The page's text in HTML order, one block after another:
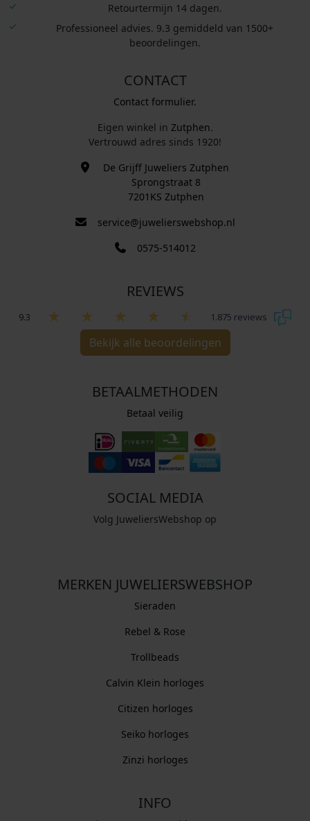
Retourtermijn 14 dagen.
Professioneel advies. 9.3 gemiddeld van 1500+
beoordelingen.
CONTACT
Contact formulier.
Eigen winkel in Zutphen.
Vertrouwd adres sinds 1920!
De Grijff Juweliers Zutphen
Sprongstraat 8
7201KS Zutphen
service@juwelierswebshop.nl
0575-514012
REVIEWS
9.3 1.875 reviews
Bekijk alle beoordelingen
BETAALMETHODEN
Betaal veilig
SOCIAL MEDIA
Volg JuweliersWebshop op
MERKEN JUWELIERSWEBSHOP
Sieraden
Rebel & Rose
Trollbeads
Calvin Klein horloges
Citizen horloges
Seiko horloges
Zinzi horloges
INFO